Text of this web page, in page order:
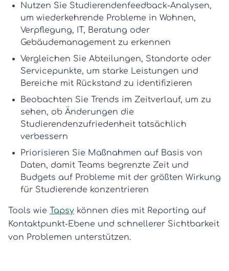
Nutzen Sie Studierendenfeedback-Analysen,
um wiederkehrende Probleme in Wohnen,
Verpflegung, IT, Beratung oder
Gebäudemanagement zu erkennen
Vergleichen Sie Abteilungen, Standorte oder
Servicepunkte, um starke Leistungen und
Bereiche mit Rückstand zu identifizieren
Beobachten Sie Trends im Zeitverlauf, um zu
sehen, ob Änderungen die
Studierendenzufriedenheit tatsächlich
verbessern
Priorisieren Sie Maßnahmen auf Basis von
Daten, damit Teams begrenzte Zeit und
Budgets auf Probleme mit der größten Wirkung
für Studierende konzentrieren
Tools wie Tapsy können dies mit Reporting auf
Kontaktpunkt-Ebene und schnellerer Sichtbarkeit
von Problemen unterstützen.